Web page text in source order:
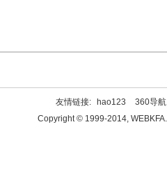
友情链接: hao123
360导航
Copyright © 1999-2014,